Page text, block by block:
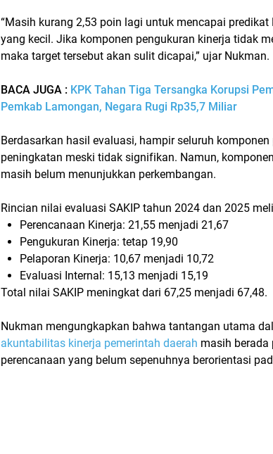
“Masih kurang 2,53 poin lagi untuk mencapai predikat
yang kecil. Jika komponen pengukuran kinerja tidak
maka target tersebut akan sulit dicapai,” ujar Nukman.
BACA JUGA : KPK Tahan Tiga Tersangka Korupsi
Pemkab Lamongan, Negara Rugi Rp35,7 Miliar
Berdasarkan hasil evaluasi, hampir seluruh
peningkatan meski tidak signifikan. Namun,
masih belum menunjukkan perkembangan.
Rincian nilai evaluasi SAKIP tahun 2024 dan 2025
Perencanaan Kinerja: 21,55 menjadi 21,67
Pengukuran Kinerja: tetap 19,90
Pelaporan Kinerja: 10,67 menjadi 10,72
Evaluasi Internal: 15,13 menjadi 15,19
Total nilai SAKIP meningkat dari 67,25 menjadi 67,48.
Nukman mengungkapkan bahwa tantangan utama
akuntabilitas kinerja pemerintah daerah masih berada
perencanaan yang belum sepenuhnya berorientasi